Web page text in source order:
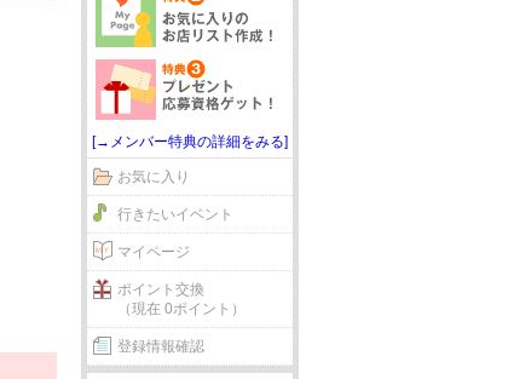
[→メンバー特典の詳細をみる]
お気に入り
行きたいイベント
マイページ
ポイント交換
（現在 0ポイント）
登録情報確認